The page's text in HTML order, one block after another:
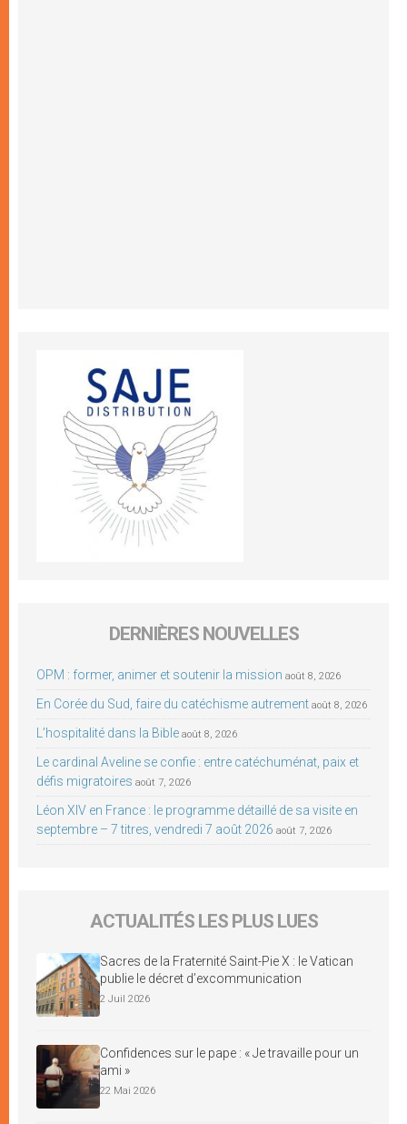
DERNIÈRES NOUVELLES
OPM : former, animer et soutenir la mission août 8, 2026
En Corée du Sud, faire du catéchisme autrement août 8, 2026
L’hospitalité dans la Bible août 8, 2026
Le cardinal Aveline se confie : entre catéchuménat, paix et
défis migratoires août 7, 2026
Léon XIV en France : le programme détaillé de sa visite en
septembre – 7 titres, vendredi 7 août 2026 août 7, 2026
ACTUALITÉS LES PLUS LUES
Sacres de la Fraternité Saint-Pie X : le Vatican
publie le décret d’excommunication
2 Juil 2026
Confidences sur le pape : « Je travaille pour un
ami »
22 Mai 2026